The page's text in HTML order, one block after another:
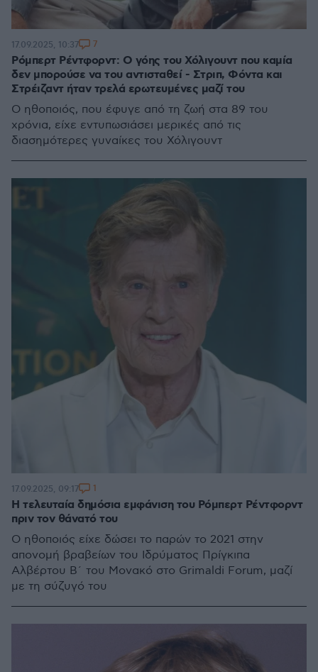
Ρόμπερτ Ρέντφορντ: Ο γόης του Χόλιγουντ που καμία
δεν μπορούσε να του αντισταθεί - Στριπ, Φόντα και
Στρέιζαντ ήταν τρελά ερωτευμένες μαζί του
Ο ηθοποιός, που έφυγε από τη ζωή στα 89 του
χρόνια, είχε εντυπωσιάσει μερικές από τις
διασημότερες γυναίκες του Χόλιγουντ
17.09.2025, 10:37 7
Η τελευταία δημόσια εμφάνιση του Ρόμπερτ Ρέντφορντ
πριν τον θάνατό του
Ο ηθοποιός είχε δώσει το παρών το 2021 στην
απονομή βραβείων του Ιδρύματος Πρίγκιπα
Αλβέρτου Β΄ του Μονακό στο Grimaldi Forum, μαζί
με τη σύζυγό του
17.09.2025, 09:17 1